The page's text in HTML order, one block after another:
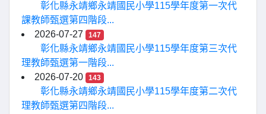
彰化縣永靖鄉永靖國民小學115學年度第一次代
課教師甄選第四階段...
2026-07-27
147
彰化縣永靖鄉永靖國民小學115學年度第三次代
理教師甄選第一階段...
2026-07-20
143
彰化縣永靖鄉永靖國民小學115學年度第二次代
理教師甄選第四階段...